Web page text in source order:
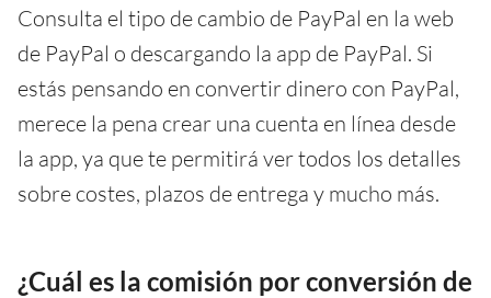
Consulta el tipo de cambio de PayPal en la web
de PayPal o descargando la app de PayPal. Si
estás pensando en convertir dinero con PayPal,
merece la pena crear una cuenta en línea desde
la app, ya que te permitirá ver todos los detalles
sobre costes, plazos de entrega y mucho más.
¿Cuál es la comisión por conversión de